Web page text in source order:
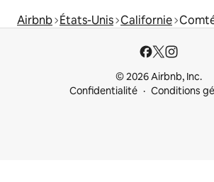
Airbnb États-Unis Californie
© 2026 Airbnb, Inc.
Confidentialité
Conditions